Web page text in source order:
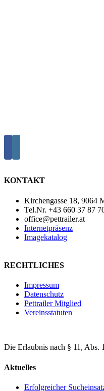
KONTAKT
Kirchengasse 18, 9064
Tel.Nr. +43 660 37 87
office@pettrailer.at
Internetpräsenz
Imagekatalog
RECHTLICHES
Impressum
Datenschutz
Pettrailer Mitglied
Vereinsstatuten
Die Erlaubnis nach § 11, Abs.
Aktuelles
Erfolgreicher